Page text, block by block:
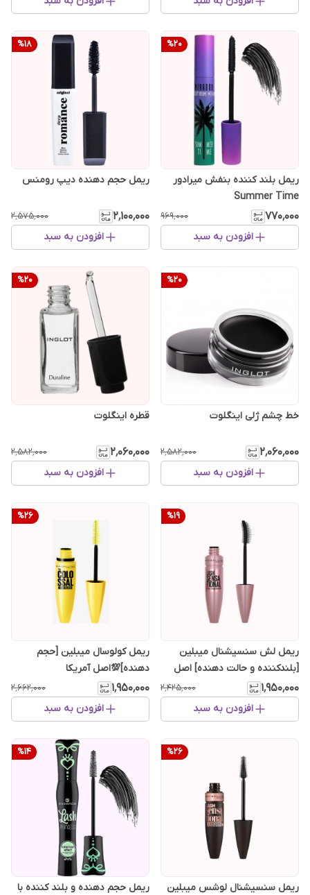
%20
ریمل بلند کننده بنفش میرادور
Summer Time
۷۷۰٬۰۰۰ ۹۶۹٬۰۰۰
افزودن به سبد
%18
ریمل حجم دهنده دیپ رومنس
۲٬۱۰۰٬۰۰۰ ۲٬۵۷۵٬۰۰۰
افزودن به سبد
%20
خط چشم ژلی اینگلوت
۲٬۰۶۰٬۰۰۰ ۲٬۵۸۲٬۰۰۰
افزودن به سبد
%20
قطره اینگلوت
۲٬۰۶۰٬۰۰۰ ۲٬۵۸۲٬۰۰۰
افزودن به سبد
%19
ریمل لش سنسیشنال میبلین
[بلندکننده و حالت دهنده] اصل
آمریکا
۱٬۹۵۰٬۰۰۰ ۲٬۴۲۵٬۰۰۰
افزودن به سبد
%26
ریمل کولوسال میبلین [حجم
دهنده]💯اصل آمریکا
۱٬۹۵۰٬۰۰۰ ۲٬۶۶۲٬۰۰۰
افزودن به سبد
%26
ریمل سنسیشنال لوشس میبلین
%14
ریمل حجم دهنده و بلند کننده با